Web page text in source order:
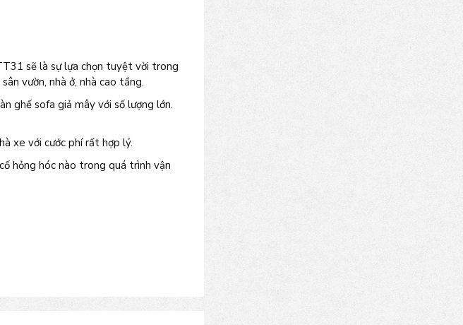
sẽ là sự lựa chọn tuyệt vời trong
vườn, nhà ở, nhà cao tầng.
ghế sofa giả mây với số lượng lớn.
xe với cước phí rất hợp lý.
hỏng hóc nào trong quá trình vận